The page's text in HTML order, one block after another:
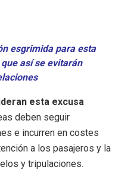
esgrimida para esta
así se evitarán
esta excusa
deben seguir
e incurren en costes
a los pasajeros y la
y tripulaciones.